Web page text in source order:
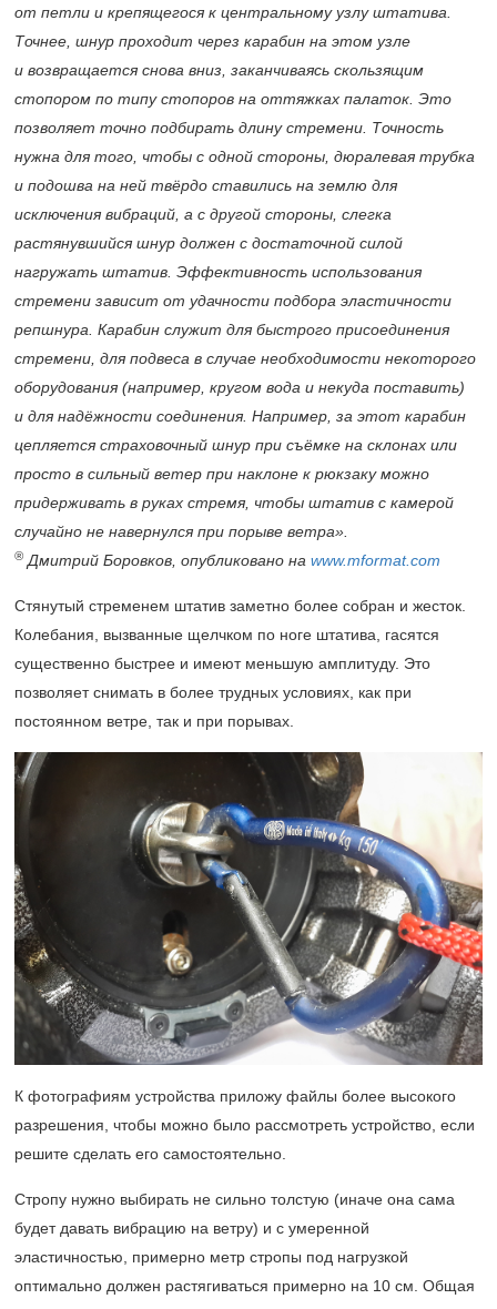
от петли и крепящегося к центральному узлу штатива.
Точнее, шнур проходит через карабин на этом узле
и возвращается снова вниз, заканчиваясь скользящим
стопором по типу стопоров на оттяжках палаток. Это
позволяет точно подбирать длину стремени. Точность
нужна для того, чтобы с одной стороны, дюралевая трубка
и подошва на ней твёрдо ставились на землю для
исключения вибраций, а с другой стороны, слегка
растянувшийся шнур должен с достаточной силой
нагружать штатив. Эффективность использования
стремени зависит от удачности подбора эластичности
репшнура. Карабин служит для быстрого присоединения
стремени, для подвеса в случае необходимости некоторого
оборудования (например, кругом вода и некуда поставить)
и для надёжности соединения. Например, за этот карабин
цепляется страховочный шнур при съёмке на склонах или
просто в сильный ветер при наклоне к рюкзаку можно
придерживать в руках стремя, чтобы штатив с камерой
случайно не навернулся при порыве ветра».
® Дмитрий Боровков, опубликовано на www.mformat.com
Стянутый стременем штатив заметно более собран и жесток.
Колебания, вызванные щелчком по ноге штатива, гасятся
существенно быстрее и имеют меньшую амплитуду. Это
позволяет снимать в более трудных условиях, как при
постоянном ветре, так и при порывах.
К фотографиям устройства приложу файлы более высокого
разрешения, чтобы можно было рассмотреть устройство, если
решите сделать его самостоятельно.
Стропу нужно выбирать не сильно толстую (иначе она сама
будет давать вибрацию на ветру) и с умеренной
эластичностью, примерно метр стропы под нагрузкой
оптимально должен растягиваться примерно на 10 см. Общая